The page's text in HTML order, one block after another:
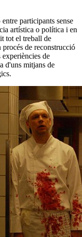
participants sense
artística o política i en
tot el treball de
de reconstrucció
experiències de
d'uns mitjans de